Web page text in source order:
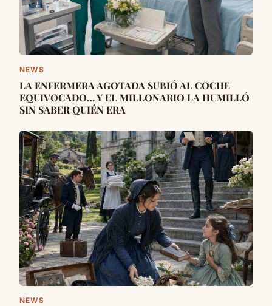
NEWS
LA ENFERMERA AGOTADA SUBIÓ AL COCHE
EQUIVOCADO… Y EL MILLONARIO LA HUMILLÓ
SIN SABER QUIÉN ERA
NEWS